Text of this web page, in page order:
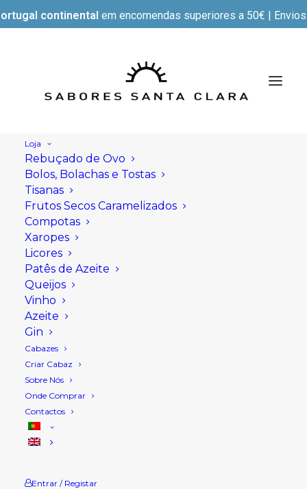
continental em encomendas superiores a 50€ |
Loja
Rebuçado de Ovo
Bolos, Bolachas e Tostas
Tisanas
Frutos Secos Caramelizados
Compotas
Xaropes
Licores
Patês de Azeite
Queijos
Vinho
Azeite
Gin
Cabazes
Criar Cabaz
Sobre Nós
Onde Comprar
Contactos
Entrar / Registar